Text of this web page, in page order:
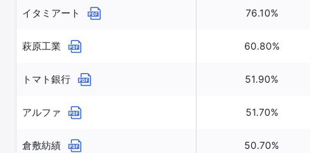
イタミアート 76.10%
萩原工業 60.80%
トマト銀行 51.90%
アルファ 51.70%
倉敷紡績 50.70%